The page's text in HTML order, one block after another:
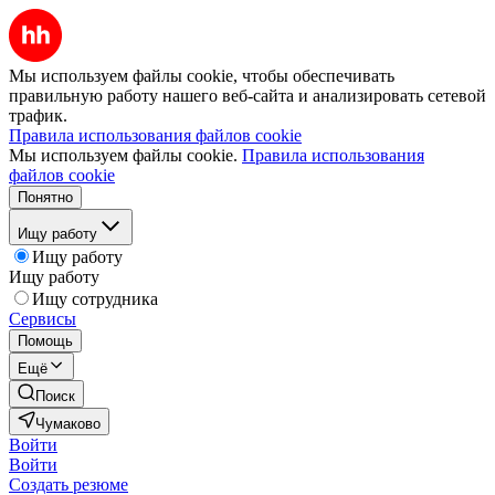
Мы используем файлы cookie, чтобы обеспечивать
правильную работу нашего веб-сайта и анализировать сетевой
трафик.
Правила использования файлов cookie
Мы используем файлы cookie. Правила использования
файлов cookie
Понятно
Ищу работу
Ищу работу
Ищу работу
Ищу сотрудника
Сервисы
Помощь
Ещё
Поиск
Чумаково
Войти
Войти
Создать резюме